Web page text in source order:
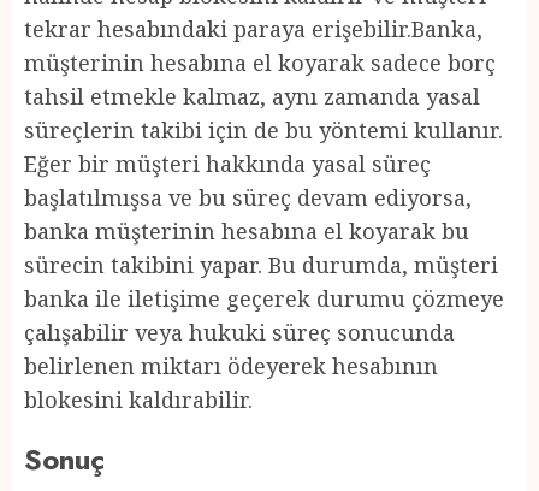
tekrar hesabındaki paraya erişebilir.Banka,
müşterinin hesabına el koyarak sadece borç
tahsil etmekle kalmaz, aynı zamanda yasal
süreçlerin takibi için de bu yöntemi kullanır.
Eğer bir müşteri hakkında yasal süreç
başlatılmışsa ve bu süreç devam ediyorsa,
banka müşterinin hesabına el koyarak bu
sürecin takibini yapar. Bu durumda, müşteri
banka ile iletişime geçerek durumu çözmeye
çalışabilir veya hukuki süreç sonucunda
belirlenen miktarı ödeyerek hesabının
blokesini kaldırabilir.
Sonuç